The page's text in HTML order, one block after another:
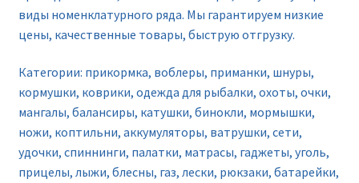
виды номенклатурного ряда. Мы гарантируем низкие
цены, качественные товары, быструю отгрузку.
Категории: прикормка, воблеры, приманки, шнуры,
кормушки, коврики, одежда для рыбалки, охоты, очки,
мангалы, балансиры, катушки, бинокли, мормышки,
ножи, коптильни, аккумуляторы, ватрушки, сети,
удочки, спиннинги, палатки, матрасы, гаджеты, уголь,
прицелы, лыжи, блесны, газ, лески, рюкзаки, батарейки,